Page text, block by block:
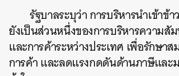
รัฐบาลระบุว่า การบริหารนำเข้าข้
ยังเป็นส่วนหนึ่งของการบริหารความสั
และการค้าระหว่างประเทศ เพื่อรักษา
การค้า และลดแรงกดดันด้านภาษีและ